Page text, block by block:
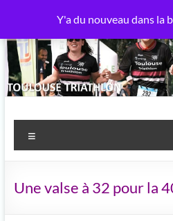
Y'a du nouveau dans la
contenu
Toulouse
Power Meuh
Une valse à 32 pour la